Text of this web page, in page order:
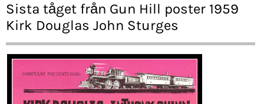
Sista tåget från Gun Hill poster 1959
Kirk Douglas John Sturges